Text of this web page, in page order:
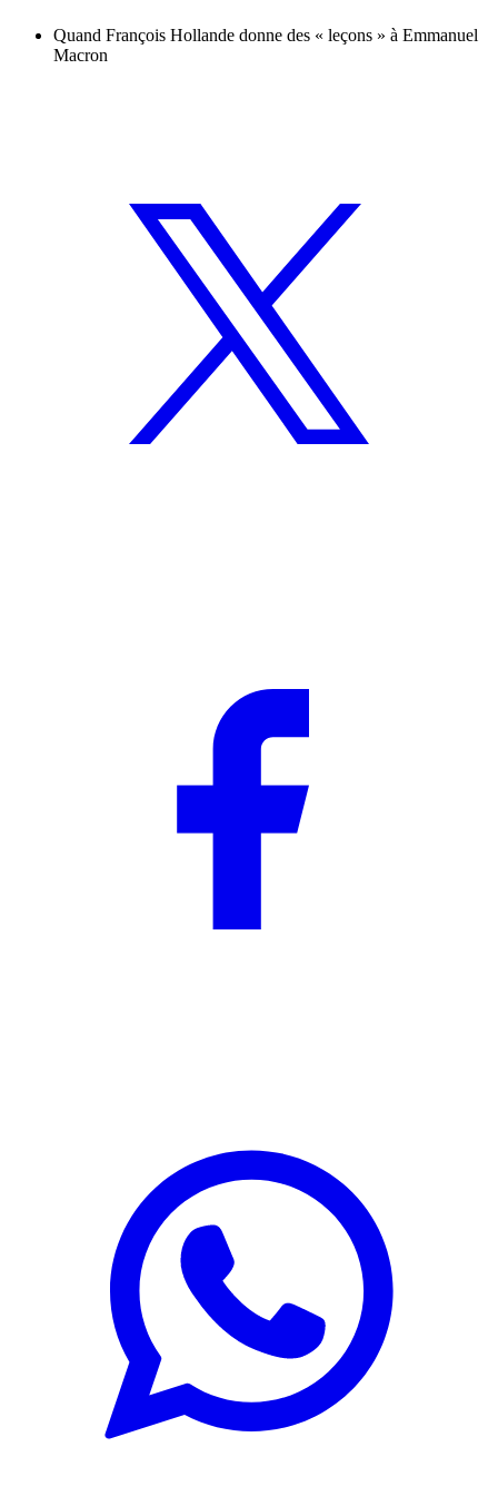
Quand François Hollande donne des « leçons » à Emmanuel
Macron